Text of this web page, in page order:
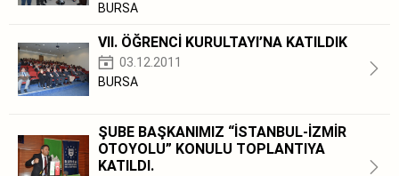
BURSA
VII. ÖĞRENCİ KURULTAYI’NA KATILDIK
03.12.2011
BURSA
ŞUBE BAŞKANIMIZ “İSTANBUL-İZMİR
OTOYOLU” KONULU TOPLANTIYA
KATILDI.